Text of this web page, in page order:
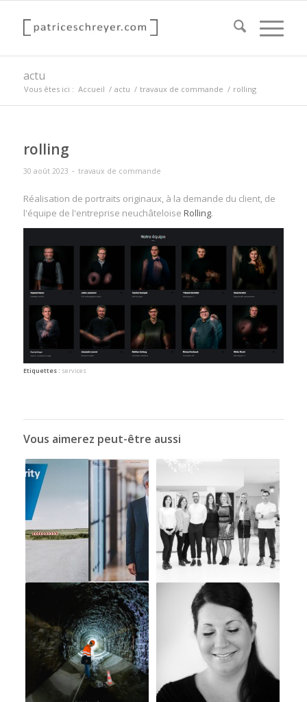
actu
Vous êtes ici : Accueil / actu / travaux de commande / rolling
rolling
30 août 2023 - travaux de commande
Réalisation de portraits originaux, à la demande du client, de
l'équipe de l'entreprise neuchâteloise Rolling.
Etiquettes : services
Vous aimerez peut-être aussi